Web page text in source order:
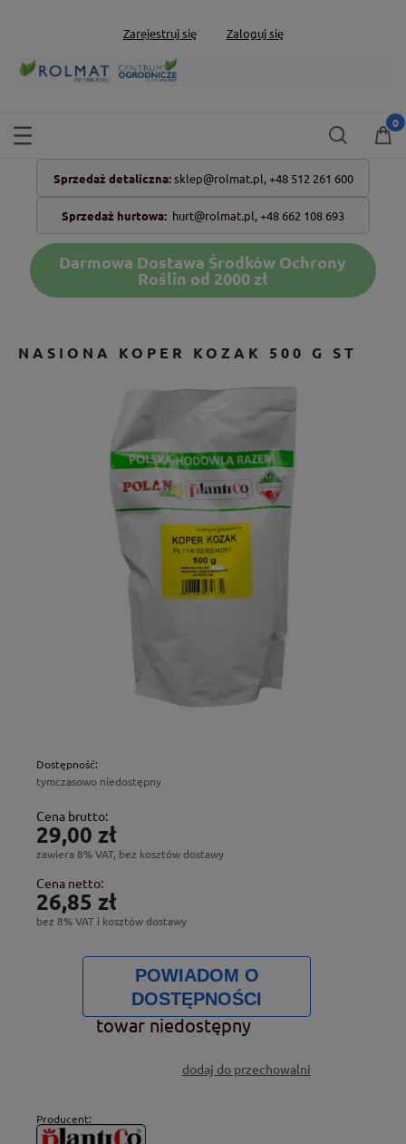
Zarejestruj się Zaloguj się
Sprzedaż detaliczna: sklep@rolmat.pl, +48 512 261 600
Sprzedaż hurtowa: hurt@rolmat.pl,+48 662 108 693
Darmowa Dostawa Środków Ochrony
Roślin od 2000 zł
NASIONA KOPER KOZAK 500 G ST
Dostępność:
tymczasowo niedostępny
Cena brutto:
29,00 zł
zawiera 8% VAT, bez kosztów dostawy
Cena netto:
26,85 zł
bez 8% VAT i kosztów dostawy
POWIADOM O
DOSTĘPNOŚCI
towar niedostępny
dodaj do przechowalni
Producent: